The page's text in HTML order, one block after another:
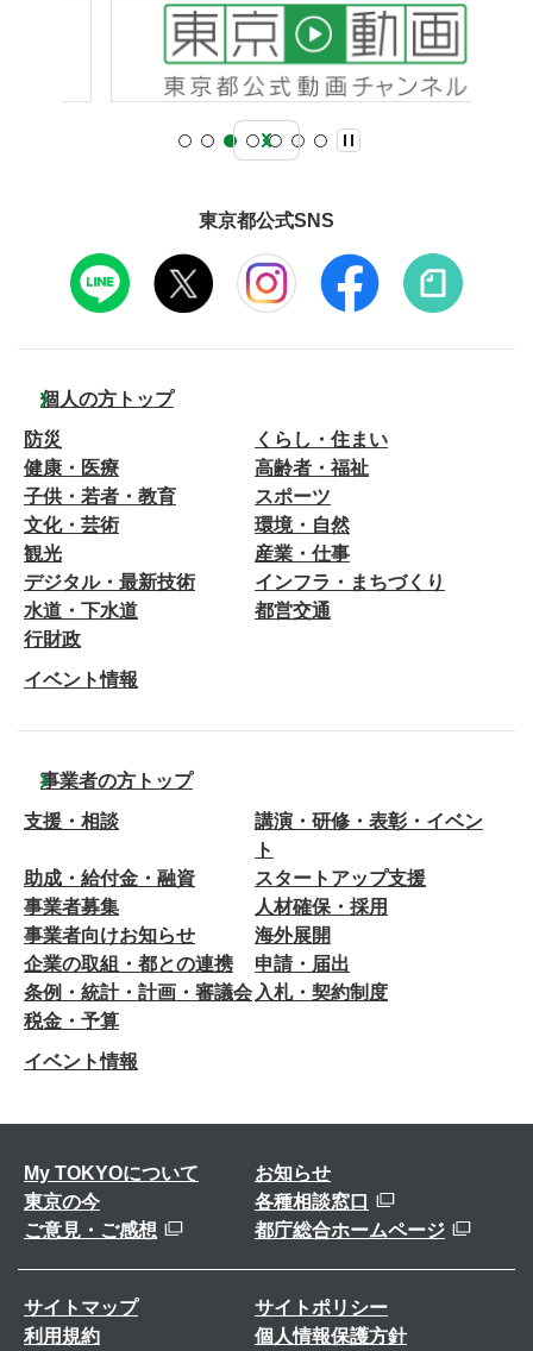
東京都公式SNS
個人の方トップ
防災
くらし・住まい
健康・医療
高齢者・福祉
子供・若者・教育
スポーツ
文化・芸術
環境・自然
観光
産業・仕事
デジタル・最新技術
インフラ・まちづくり
水道・下水道
都営交通
行財政
イベント情報
事業者の方トップ
支援・相談
講演・研修・表彰・イベン
ト
助成・給付金・融資
スタートアップ支援
事業者募集
人材確保・採用
事業者向けお知らせ
海外展開
企業の取組・都との連携
申請・届出
条例・統計・計画・審議会 入札・契約制度
税金・予算
イベント情報
My TOKYOについて
お知らせ
東京の今
各種相談窓口
ご意見・ご感想
都庁総合ホームページ
サイトマップ
サイトポリシー
利用規約
個人情報保護方針